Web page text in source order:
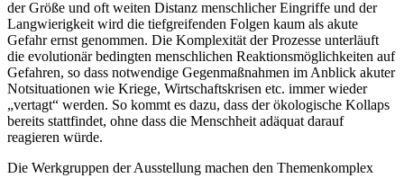
der Größe und oft weiten Distanz menschlicher Eingriffe und der
Langwierigkeit wird die tiefgreifenden Folgen kaum als akute
Gefahr ernst genommen. Die Komplexität der Prozesse unterläuft
die evolutionär bedingten menschlichen Reaktionsmöglichkeiten auf
Gefahren, so dass notwendige Gegenmaßnahmen im Anblick akuter
Notsituationen wie Kriege, Wirtschaftskrisen etc. immer wieder
„vertagt“ werden. So kommt es dazu, dass der ökologische Kollaps
bereits stattfindet, ohne dass die Menschheit adäquat darauf
reagieren würde.
Die Werkgruppen der Ausstellung machen den Themenkomplex